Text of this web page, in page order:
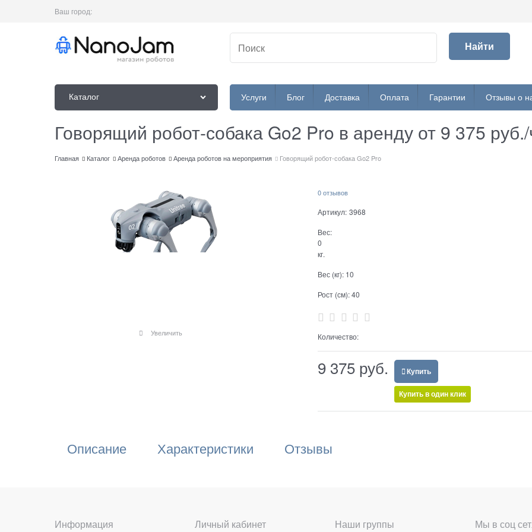
Ваш город:
Найти
Каталог Услуги Блог Доставка Оплата Гарантии Отзывы о
Говорящий робот-собака Go2 Pro в аренду от 9 375
Главная Каталог Аренда роботов Аренда роботов на мероприятия Говорящий робот-собака Go2 Pro
Увеличить
0 отзывов
Артикул: 3968
Вес:
0
кг.
Вес (кг): 10
Рост (см):40
Количество:
9 375 руб. Купить
Купить в один клик
Описание Характеристики Отзывы
Информация Личный кабинет Наши группы Мы в соц